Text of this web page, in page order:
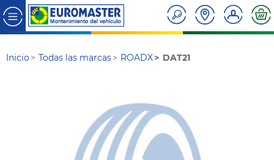
Inicio Todas las marcas ROADX DAT21